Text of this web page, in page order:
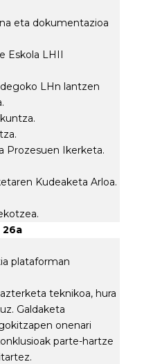
eta dokumentazioa
Eskola LHII
LHn lantzen
Prozesuen Ikerketa.
Kudeaketa Arloa.
26a
plataforman
teknikoa, hura
Galdaketa
onenari
parte-hartze